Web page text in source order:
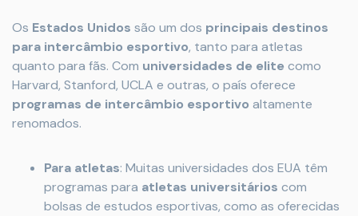
Os Estados Unidos são um dos principais destinos
para intercâmbio esportivo, tanto para atletas
quanto para fãs. Com universidades de elite como
Harvard, Stanford, UCLA e outras, o país oferece
programas de intercâmbio esportivo altamente
renomados.
Para atletas: Muitas universidades dos EUA têm
programas para atletas universitários com
bolsas de estudos esportivas, como as oferecidas